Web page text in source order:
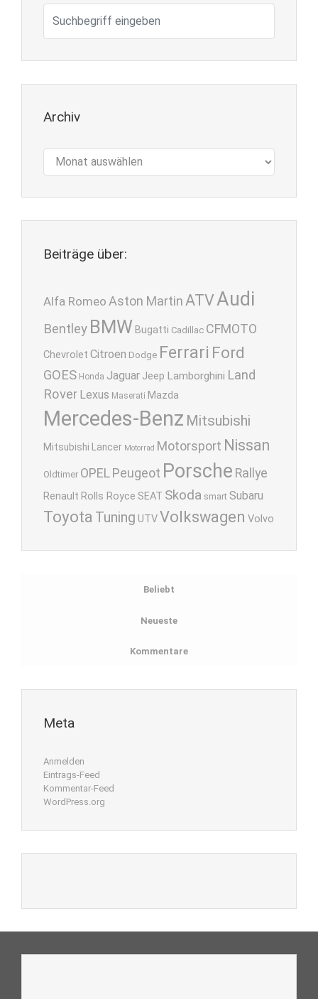
Archiv
Beiträge über:
Alfa Romeo Aston MartinATVAudi
Bentley BMW Bugatti Cadillac CFMOTO
Chevrolet Citroen Dodge Ferrari Ford
GOES Honda Jaguar Jeep Lamborghini Land
Rover Lexus Maserati Mazda
Mercedes-Benz Mitsubishi
Mitsubishi Lancer Motorrad Motorsport Nissan
Oldtimer OPELPeugeot Porsche Rallye
Renault Rolls Royce SEAT Skoda smart Subaru
Toyota Tuning UTVVolkswagen Volvo
Beliebt
Neueste
Kommentare
Meta
Anmelden
Eintrags-Feed
Kommentar-Feed
WordPress.org